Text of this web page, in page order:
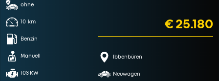
ohne
10 km
Benzin
Manuell
103 KW
€ 25.180
Ibbenbüren
Neuwagen